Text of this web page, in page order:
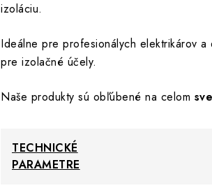
izoláciu.
Ideálne pre profesionálych elektrikárov
pre izolačné účely.
Naše produkty sú obľúbené na celom
TECHNICKÉ
PARAMETRE